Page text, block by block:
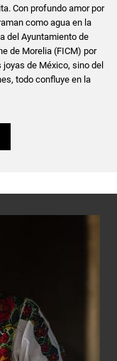
Con profundo amor por
como agua en la
del Ayuntamiento de
de Morelia (FICM) por
de México, sino del
todo confluye en la